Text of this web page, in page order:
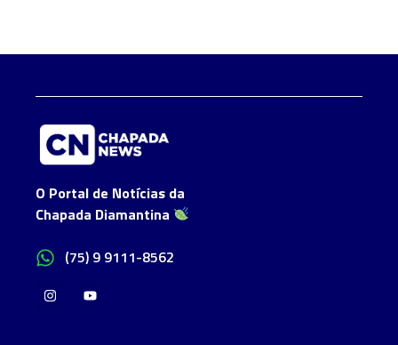
O Portal de Notícias da
Chapada Diamantina
(75) 9 9111-8562